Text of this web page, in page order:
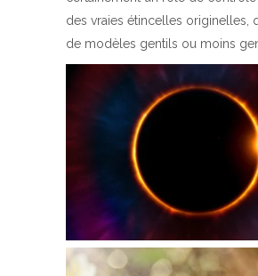
des vraies étincelles originelles,
de modèles gentils ou moins